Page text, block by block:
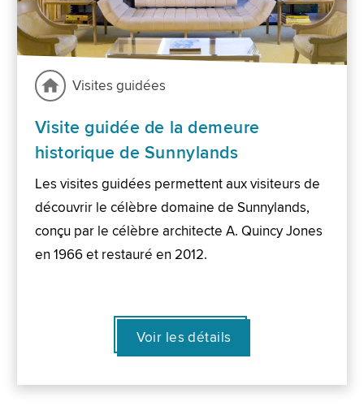
Visites guidées
Visite guidée de la demeure
historique de Sunnylands
Les visites guidées permettent aux visiteurs de
découvrir le célèbre domaine de Sunnylands,
conçu par le célèbre architecte A. Quincy Jones
en 1966 et restauré en 2012.
Voir les détails